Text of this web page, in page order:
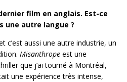
film en anglais. Est-ce
une autre langue ?
c’est aussi une autre industrie, un
Misanthrope est une
que j’ai tourné à Montréal,
une expérience très intense,